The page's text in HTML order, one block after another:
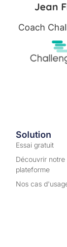
Jean
Coach
Solution
Essai gratuit
Découvrir notre
plateforme
Nos cas